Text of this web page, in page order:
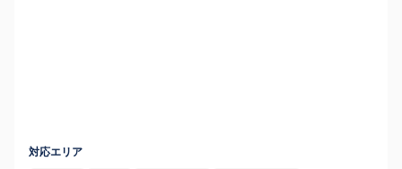
対応エリア